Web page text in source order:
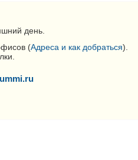
день.
(Адреса и как добраться).